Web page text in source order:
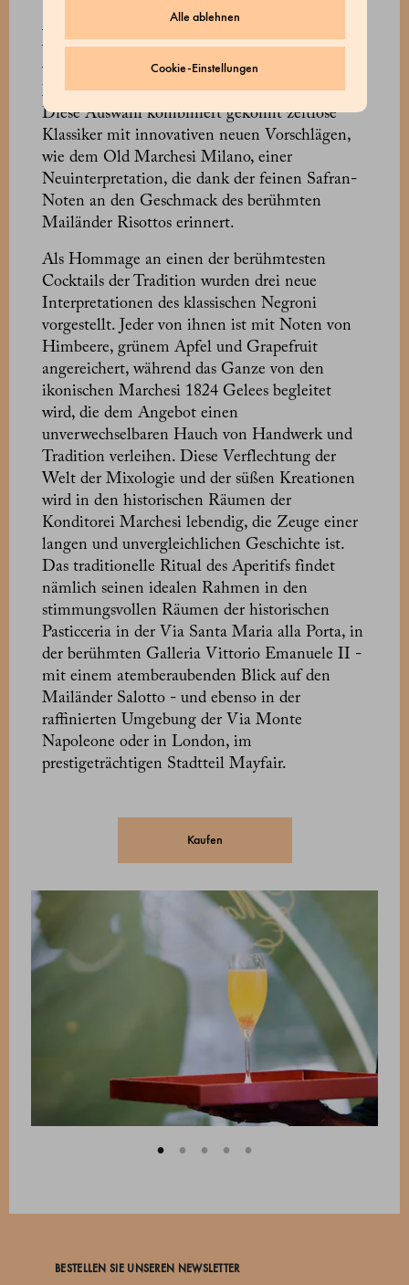
Alle ablehnen
Cookie-Einstellungen
Anlässlich des zweihundertjährigen Jubiläums
wurde dieses Jahr eine neue Cocktailkarte
vorgestellt, die den italienischen Stil und die
Mailänder Tradition in den Mittelpunkt stellt.
Diese Auswahl kombiniert gekonnt zeitlose
Klassiker mit innovativen neuen Vorschlägen,
wie dem Old Marchesi Milano, einer
Neuinterpretation, die dank der feinen Safran-
Noten an den Geschmack des berühmten
Mailänder Risottos erinnert.
Als Hommage an einen der berühmtesten
Cocktails der Tradition wurden drei neue
Interpretationen des klassischen Negroni
vorgestellt. Jeder von ihnen ist mit Noten von
Himbeere, grünem Apfel und Grapefruit
angereichert, während das Ganze von den
ikonischen Marchesi 1824 Gelees begleitet
wird, die dem Angebot einen
unverwechselbaren Hauch von Handwerk und
Tradition verleihen. Diese Verflechtung der
Welt der Mixologie und der süßen Kreationen
wird in den historischen Räumen der
Konditorei Marchesi lebendig, die Zeuge einer
langen und unvergleichlichen Geschichte ist.
Das traditionelle Ritual des Aperitifs findet
nämlich seinen idealen Rahmen in den
stimmungsvollen Räumen der historischen
Pasticceria in der Via Santa Maria alla Porta, in
der berühmten Galleria Vittorio Emanuele II -
mit einem atemberaubenden Blick auf den
Mailänder Salotto - und ebenso in der
raffinierten Umgebung der Via Monte
Napoleone oder in London, im
prestigeträchtigen Stadtteil Mayfair.
Kaufen
BESTELLEN SIE UNSEREN NEWSLETTER